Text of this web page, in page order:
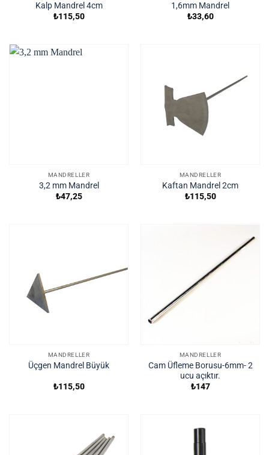
Kalp Mandrel 4cm
₺115,50
1,6mm Mandrel
₺33,60
MANDRELLER
3,2 mm Mandrel
₺47,25
MANDRELLER
Kaftan Mandrel 2cm
₺115,50
MANDRELLER
Üçgen Mandrel Büyük
₺115,50
MANDRELLER
Cam Üfleme Borusu-6mm- 2
ucu açıktır.
₺147